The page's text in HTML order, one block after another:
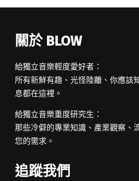
關於 BLOW
給獨立音樂輕度愛好者：
所有新鮮有趣、光怪陸離、你應該
息都在這裡。
給獨立音樂重度研究生：
那些冷僻的專業知識、產業觀察、
您的需求。
追蹤我們